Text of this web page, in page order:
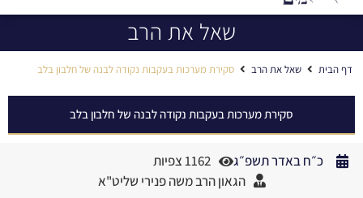
שאל את הרב
דף הבית שאל את הרב סקירת מערכות בעקבות נקודה לבנה של חלבון בלב
סקירת מערכות בעקבות נקודה לבנה של חלבון בלב
כ״ח באדר תשפ״ג
1162 צפיות
הגאון הרב משה פנירי שליט"א